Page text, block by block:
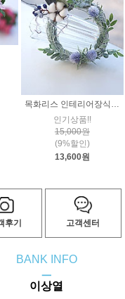
인기상품!!
15,000원
(9%할인)
13,600원
후기 고객센터
BANK INFO
ㅡ
이상열